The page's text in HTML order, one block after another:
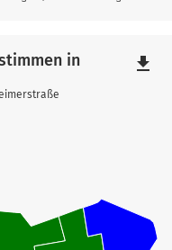
in file_download